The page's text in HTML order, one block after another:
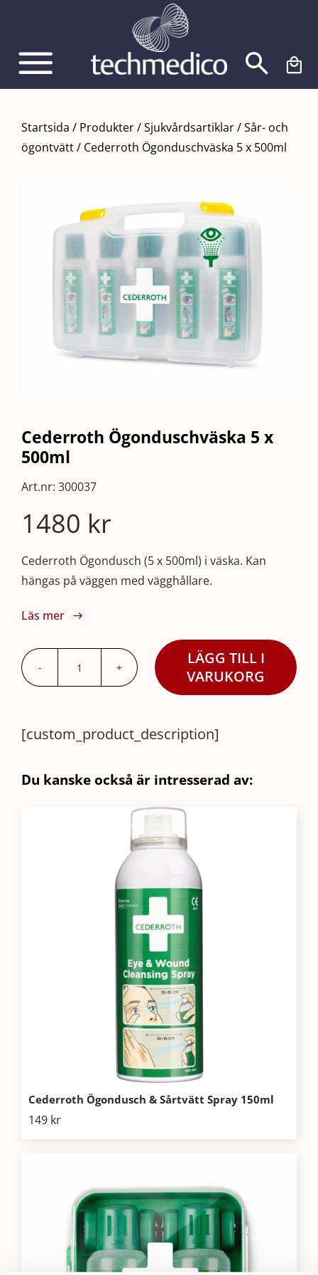
innehållet
Startsida / Produkter/Sjukvårdsartiklar/Sår- och
ögontvätt/ Cederroth Ögonduschväska 5 x 500ml
Cederroth Ögonduschväska 5 x
500ml
Art.nr: 300037
1480 kr
Cederroth Ögondusch (5 x 500ml) i väska. Kan
hängas på väggen med vägghållare.
Läs mer
Cederroth
Ögonduschväska
x
mängd
LÄGG TILL I
VARUKORG
[custom_product_description]
Du kanske också är intresserad av:
Cederroth Ögondusch & Sårtvätt Spray 150ml
149 kr